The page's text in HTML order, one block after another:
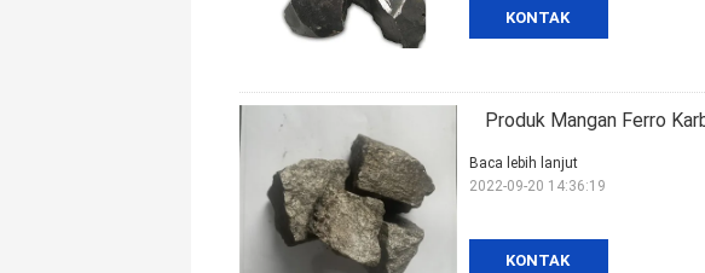
KONTAK
Produk Mangan Ferro
KONTAK
Baca lebih lanjut
2022-09-20 14:36:19